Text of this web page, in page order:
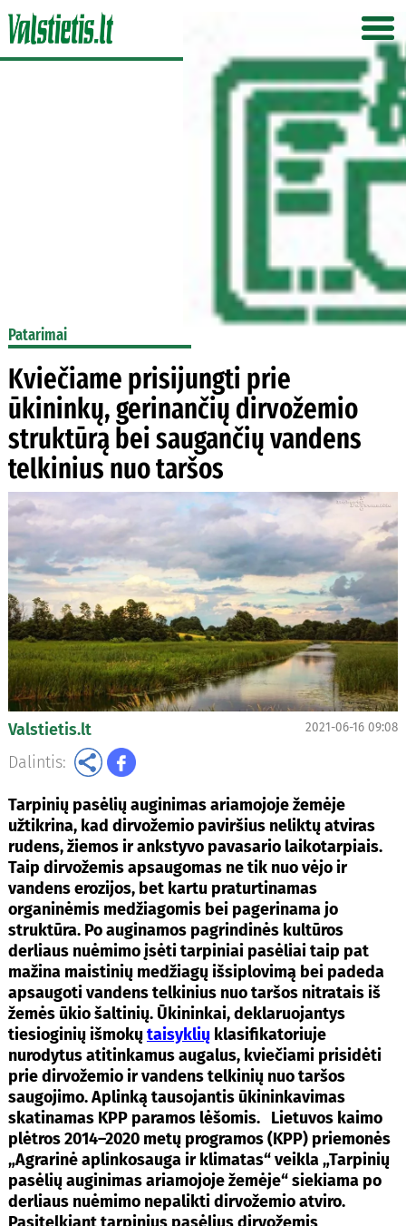
Patarimai
Kviečiame prisijungti prie
ūkininkų, gerinančių dirvožemio
struktūrą bei saugančių vandens
telkinius nuo taršos
Valstietis.lt 2021-06-16 09:08
Dalintis:
Tarpinių pasėlių auginimas ariamojoje žemėje
užtikrina, kad dirvožemio paviršius neliktų atviras
rudens, žiemos ir ankstyvo pavasario laikotarpiais.
Taip dirvožemis apsaugomas ne tik nuo vėjo ir
vandens erozijos, bet kartu praturtinamas
organinėmis medžiagomis bei pagerinama jo
struktūra. Po auginamos pagrindinės kultūros
derliaus nuėmimo įsėti tarpiniai pasėliai taip pat
mažina maistinių medžiagų išsiplovimą bei padeda
apsaugoti vandens telkinius nuo taršos nitratais iš
žemės ūkio šaltinių. Ūkininkai, deklaruojantys
tiesioginių išmokųtaisykliųklasifikatoriuje
nurodytus atitinkamus augalus, kviečiami prisidėti
prie dirvožemio ir vandens telkinių nuo taršos
saugojimo. Aplinką tausojantis ūkininkavimas
skatinamas KPP paramos lėšomis.Lietuvos kaimo
plėtros 2014–2020 metų programos (KPP) priemonės
„Agrarinė aplinkosauga ir klimatas“ veikla „Tarpinių
pasėlių auginimas ariamojoje žemėje“ siekiama po
derliaus nuėmimo nepalikti dirvožemio atviro.